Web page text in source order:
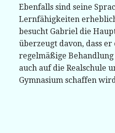
Ebenfalls sind seine
Lernfähigkeiten
besucht Gabriel die
überzeugt davon, dass er
regelmäßige
auch auf die Realschule
Gymnasium schaffen